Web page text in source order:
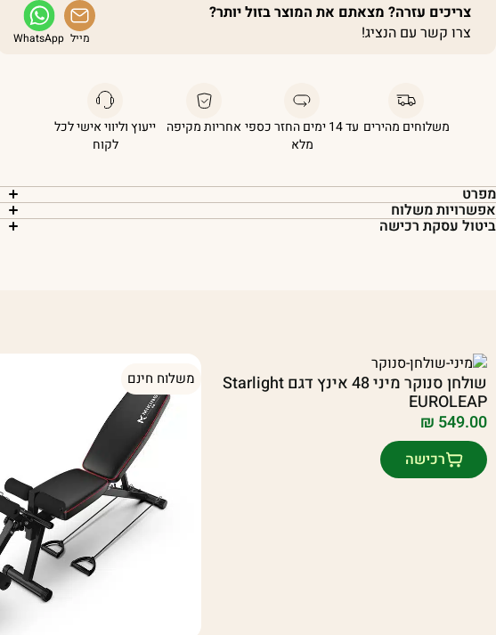
צריכים עזרה? מצאתם את המוצר בזול יותר?
צרו קשר עם הנציג!
מייל WhatsApp
משלוחים מהירים
עד 14 ימים החזר כספי
מלא
אחריות מקיפה
ייעוץ וליווי אישי לכל
לקוח
מפרט
אפשרויות משלוח
ביטול עסקת רכישה
שולחן סנוקר מיני 48 אינץ דגם Starlight
EUROLEAP
₪ 549.00
רכישה
משלוח חינם